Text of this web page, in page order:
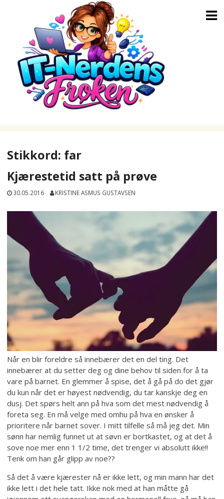
Stikkord: far
Kjærestetid satt på prøve
30.05.2016 KRISTINE ASMUS GUSTAVSEN
Når en blir foreldre så innebærer det en del ting. Det
innebærer at du setter deg og dine behov til siden for å ta
vare på barnet. En glemmer å spise, det å gå på do det gjør
du kun når det er høyest nødvendig, du tar kanskje deg en
dusj. Det spørs helt ann på hva som det mest nødvendig å
foreta seg. En må velge med omhu på hva en ønsker å
prioritere når barnet sover. I mitt tilfelle så må jeg det. Min
sønn har nemlig funnet ut at søvn er bortkastet, og at det å
sove noe mer enn 1 1/2 time, det trenger vi absolutt ikke!!
Tenk om han går glipp av noe??
Så det å være kjærester nå er ikke lett, og min mann har det
ikke lett i det hele tatt. Ikke nok med at han måtte gå